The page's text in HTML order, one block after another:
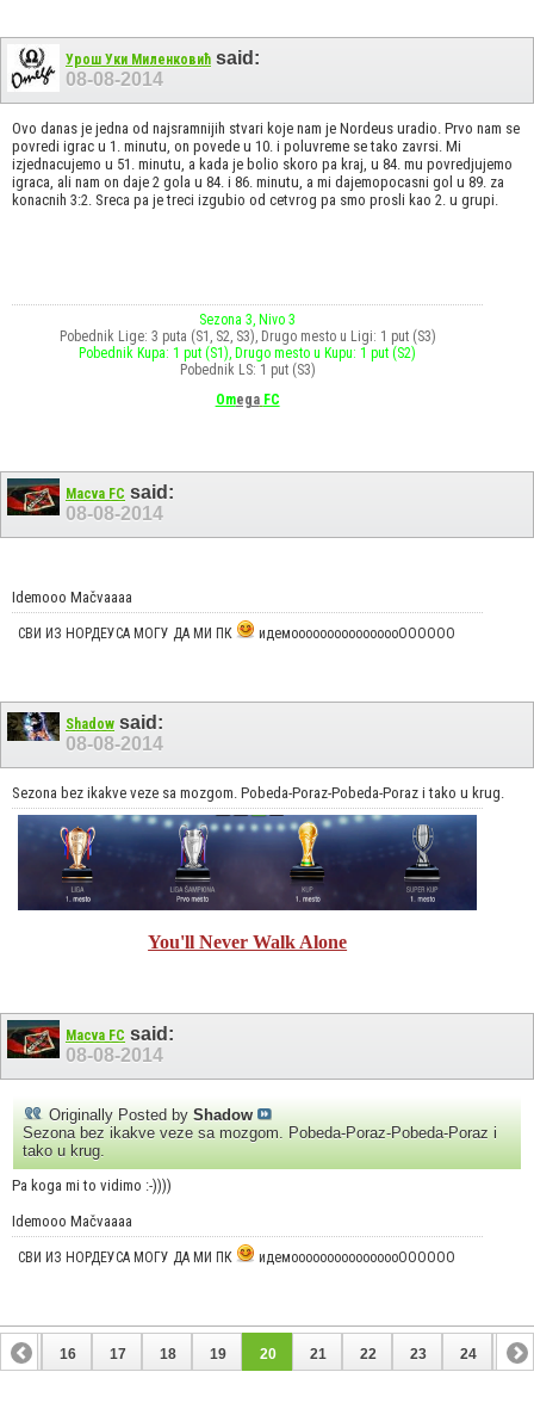
Урош Уки Миленковић said:
08-08-2014
Ovo danas je jedna od najsramnijih stvari koje nam je Nordeus uradio. Prvo nam se
povredi igrac u 1. minutu, on povede u 10. i poluvreme se tako zavrsi. Mi
izjednacujemo u 51. minutu, a kada je bolio skoro pa kraj, u 84. mu povredjujemo
igraca, ali nam on daje 2 gola u 84. i 86. minutu, a mi dajemopocasni gol u 89. za
konacnih 3:2. Sreca pa je treci izgubio od cetvrog pa smo prosli kao 2. u grupi.
Sezona 3, Nivo 3
Pobednik Lige: 3 puta (S1, S2, S3), Drugo mesto u Ligi: 1 put (S3)
Pobednik Kupa: 1 put (S1), Drugo mesto u Kupu: 1 put (S2)
Pobednik LS: 1 put (S3)
Omega FC
Macva FC said:
08-08-2014
Idemooo Mačvaaaa
СВИ ИЗ НОРДЕУСА МОГУ ДА МИ ПК идемоооооооооооооооОООООО
Shadow said:
08-08-2014
Sezona bez ikakve veze sa mozgom. Pobeda-Poraz-Pobeda-Poraz i tako u krug.
You'll Never Walk Alone
Macva FC said:
08-08-2014
Originally Posted by Shadow
Sezona bez ikakve veze sa mozgom. Pobeda-Poraz-Pobeda-Poraz i
tako u krug.
Pa koga mi to vidimo :-))))
Idemooo Mačvaaaa
СВИ ИЗ НОРДЕУСА МОГУ ДА МИ ПК идемоооооооооооооооОООООО
15 16 17 18 19 20 21 22 23 24 25